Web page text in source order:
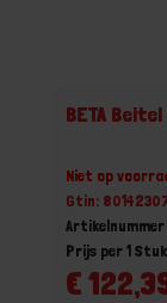
BETA
Niet op
Gtin:
Artikelnummer
€
Prijs per 1 Stuk